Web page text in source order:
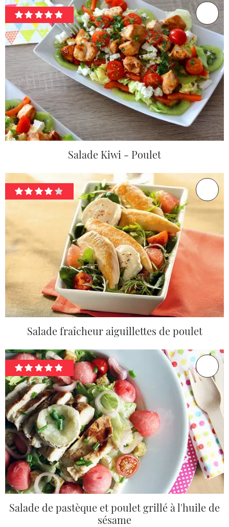
Salade Kiwi - Poulet
Salade fraîcheur aiguillettes de poulet
Salade de pastèque et poulet grillé à l'huile de
sésame